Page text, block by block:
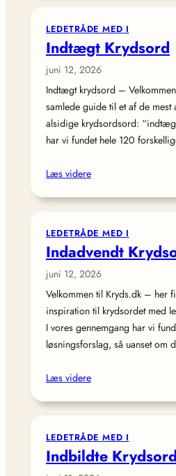
LEDETRÅDE MED I
Indtægt Krydsord
juni 12, 2026
Indtægt krydsord –
samlede guide til et af de
alsidige krydsordsord:
har vi fundet hele 120
Læs videre
LEDETRÅDE MED I
Indadvendt
juni 12, 2026
Velkommen til Kryds.dk – her
inspiration til krydsordet med
I vores gennemgang har vi
løsningsforslag, så uanset om
Læs videre
LEDETRÅDE MED I
Indbildte Krydsord